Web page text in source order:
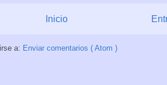
Inicio
a: Enviar comentarios ( Atom )